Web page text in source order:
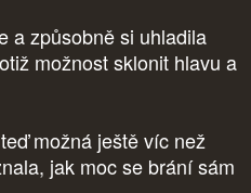
a způsobně si uhladila
možnost sklonit hlavu a
možná ještě víc než
jak moc se brání sám